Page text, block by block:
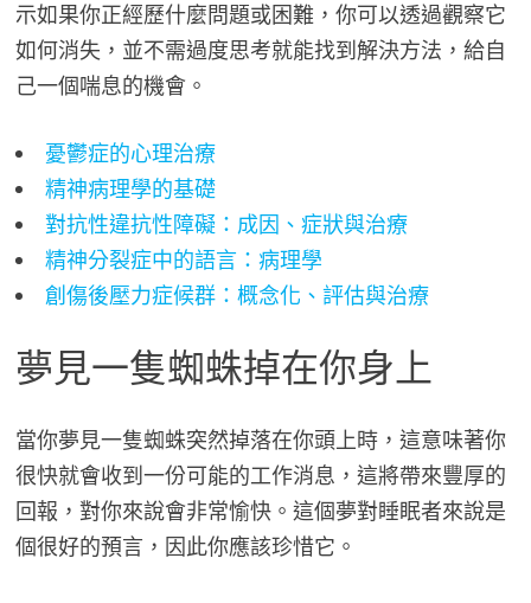
示如果你正經歷什麼問題或困難，你可以透過觀察它
如何消失，並不需過度思考就能找到解決方法，給自
己一個喘息的機會。
憂鬱症的心理治療
精神病理學的基礎
對抗性違抗性障礙：成因、症狀與治療
精神分裂症中的語言：病理學
創傷後壓力症候群：概念化、評估與治療
夢見一隻蜘蛛掉在你身上
當你夢見一隻蜘蛛突然掉落在你頭上時，這意味著你
很快就會收到一份可能的工作消息，這將帶來豐厚的
回報，對你來說會非常愉快。這個夢對睡眠者來說是
個很好的預言，因此你應該珍惜它。